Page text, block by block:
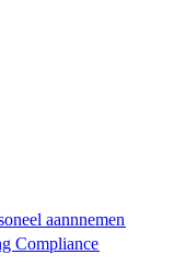
aannnemen​​
Compliance​​